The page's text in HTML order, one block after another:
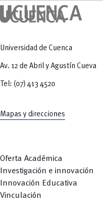
Universidad de Cuenca
Av. 12 de Abril y Agustín Cueva
Tel: (07) 413 4520
Mapas y direcciones
Oferta Académica
Investigación e innovación
Innovación Educativa
Vinculación